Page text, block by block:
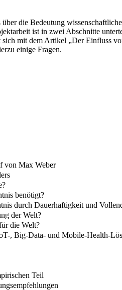
die Bedeutung
ist in zwei Abschnitte
mit dem Artikel „Der Einfluss
einige Fragen.
von Max Weber
benötigt?
durch Dauerhaftigkeit und
der Welt?
die Welt?
, Big-Data- und Mobile-Health-
Teil